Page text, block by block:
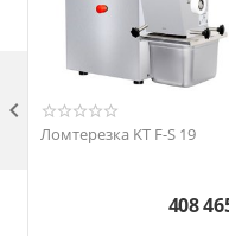
Ломтерезка KT F-S 19
408
